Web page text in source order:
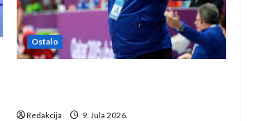
Ostalo
Redakcija 9. Jula 2026.